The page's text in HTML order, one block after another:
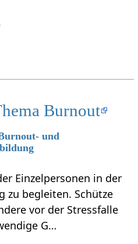
Burnout
und
Einzelpersonen in der
zu begleiten. Schütze
vor der Stressfalle
G…